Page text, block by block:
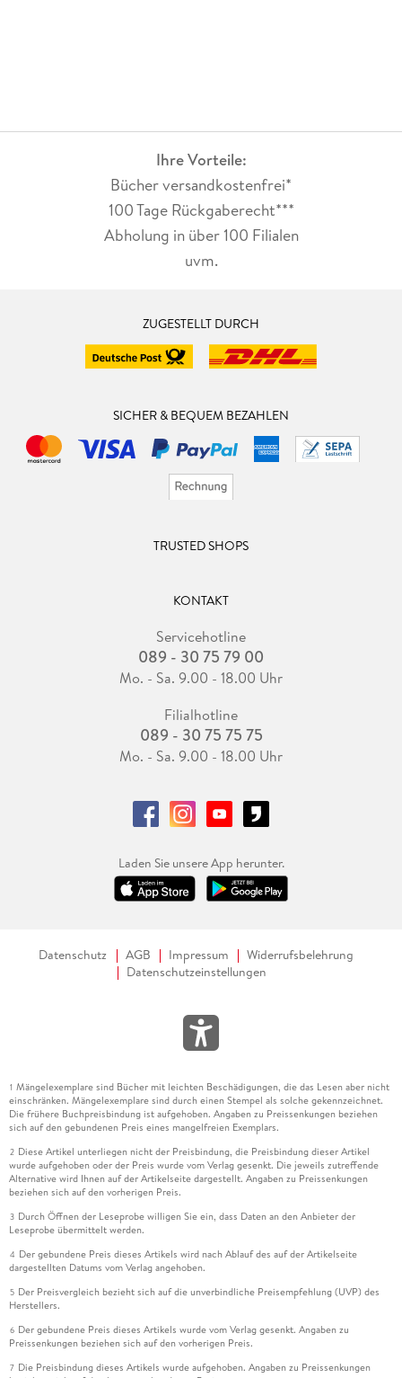
Ihre Vorteile:
Bücher versandkostenfrei*
100 Tage Rückgaberecht***
Abholung in über 100 Filialen
uvm.
ZUGESTELLT DURCH
SICHER & BEQUEM BEZAHLEN
TRUSTED SHOPS
KONTAKT
Servicehotline
089 - 30 75 79 00
Mo. - Sa. 9.00 - 18.00 Uhr
Filialhotline
089 - 30 75 75 75
Mo. - Sa. 9.00 - 18.00 Uhr
Laden Sie unsere App herunter.
Datenschutz AGB Impressum
Widerrufsbelehrung
Datenschutzeinstellungen
1 Mängelexemplare sind Bücher mit leichten Beschädigungen, die das Lesen aber nicht
einschränken. Mängelexemplare sind durch einen Stempel als solche gekennzeichnet.
Die frühere Buchpreisbindung ist aufgehoben. Angaben zu Preissenkungen beziehen
sich auf den gebundenen Preis eines mangelfreien Exemplars.
2 Diese Artikel unterliegen nicht der Preisbindung, die Preisbindung dieser Artikel
wurde aufgehoben oder der Preis wurde vom Verlag gesenkt. Die jeweils zutreffende
Alternative wird Ihnen auf der Artikelseite dargestellt. Angaben zu Preissenkungen
beziehen sich auf den vorherigen Preis.
3 Durch Öffnen der Leseprobe willigen Sie ein, dass Daten an den Anbieter der
Leseprobe übermittelt werden.
4 Der gebundene Preis dieses Artikels wird nach Ablauf des auf der Artikelseite
dargestellten Datums vom Verlag angehoben.
5 Der Preisvergleich bezieht sich auf die unverbindliche Preisempfehlung (UVP) des
Herstellers.
6 Der gebundene Preis dieses Artikels wurde vom Verlag gesenkt. Angaben zu
Preissenkungen beziehen sich auf den vorherigen Preis.
7 Die Preisbindung dieses Artikels wurde aufgehoben. Angaben zu Preissenkungen